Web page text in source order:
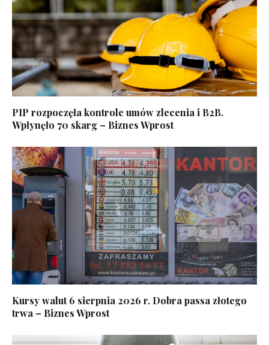
PIP rozpoczęła kontrole umów zlecenia i B2B.
Wpłynęło 70 skarg – Biznes Wprost
Kursy walut 6 sierpnia 2026 r. Dobra passa złotego
trwa – Biznes Wprost